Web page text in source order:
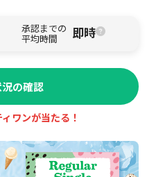
承認までの
平均時間 即時
の確認
ワンが当たる！